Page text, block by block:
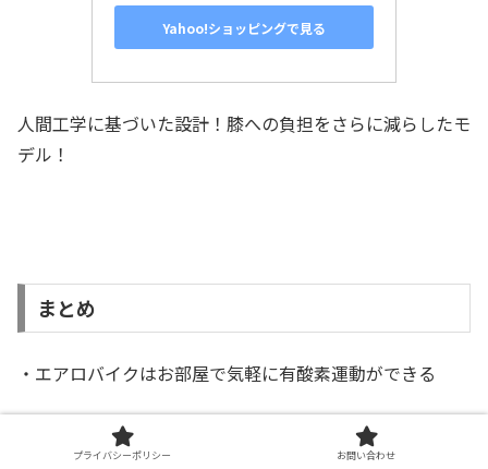
Yahoo!ショッピングで見る
人間工学に基づいた設計！膝への負担をさらに減らしたモ
デル！
まとめ
・エアロバイクはお部屋で気軽に有酸素運動ができる
・エアロバイクを漕ぐタイミングは食後1〜1.5時間がベス
ト（血糖値がピークになる時間帯）
プライバシーポリシー お問い合わせ